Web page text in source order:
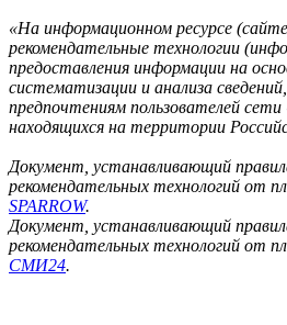
«На информационном ресурсе
рекомендательные технологии
предоставления информации на
систематизации и анализа
предпочтениям пользователей
находящихся на территории
Документ, устанавливающий
рекомендательных технологий от
SPARROW.
Документ, устанавливающий
рекомендательных технологий от
СМИ24.